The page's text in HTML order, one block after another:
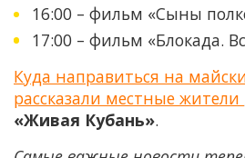
16:00 – фильм «Сыны
17:00 – фильм «Блокада.
Куда направиться на
рассказали местные жители
«Живая Кубань».